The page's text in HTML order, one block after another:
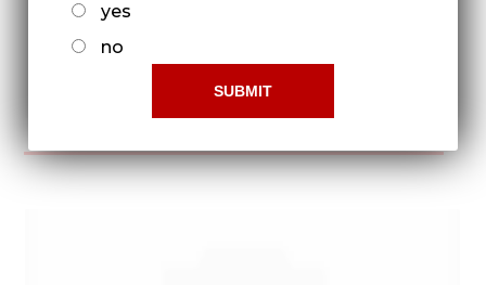
yes
no